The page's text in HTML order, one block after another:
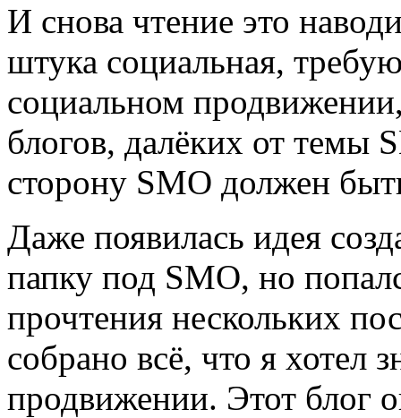
И снова чтение это
штука социальная,
социальном
блогов, далёких от темы
сторону SMO должен
Даже появилась идея
папку под SMO, но
прочтения нескольких
собрано всё, что я хотел
продвижении. Этот блог